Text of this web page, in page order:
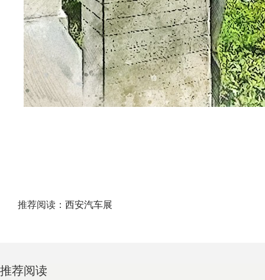
推荐阅读： 西安汽车展
推荐阅读